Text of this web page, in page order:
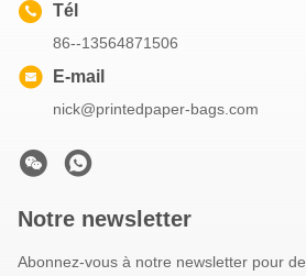
Tél
86--13564871506
E-mail
nick@printedpaper-bags.com
Notre newsletter
Abonnez-vous à notre newsletter pour